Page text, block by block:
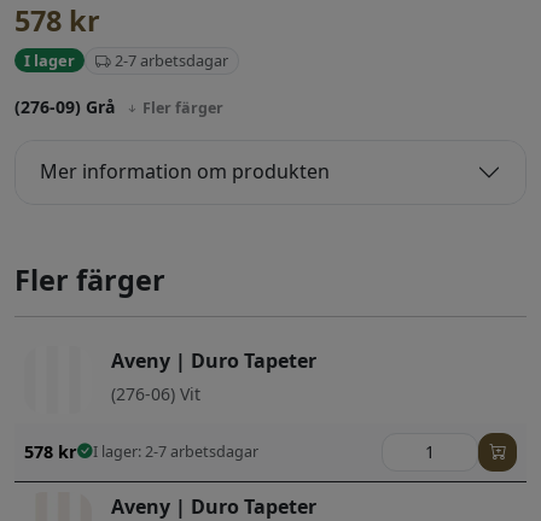
578 kr
I lager 2-7 arbetsdagar
(276-09) Grå Fler färger
Mer information om produkten
Fler färger
Aveny | Duro Tapeter
(276-06) Vit
578 kr I lager: 2-7 arbetsdagar
Aveny | Duro Tapeter